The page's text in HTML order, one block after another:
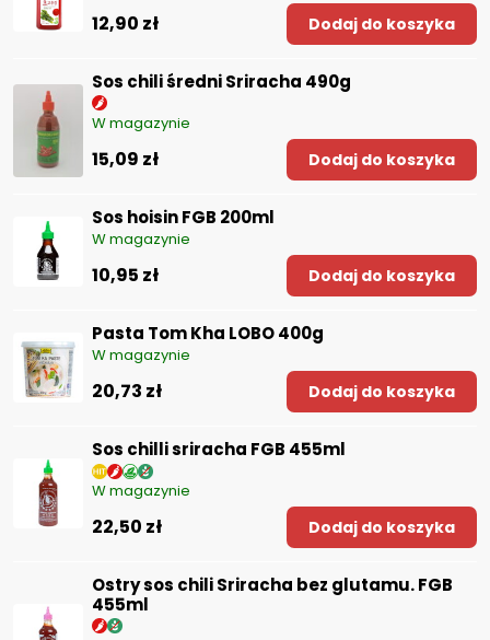
12,90 zł Dodaj do koszyka
Sos chili średni Sriracha 490g
W magazynie
15,09 zł Dodaj do koszyka
Sos hoisin FGB 200ml
W magazynie
10,95 zł Dodaj do koszyka
Pasta Tom Kha LOBO 400g
W magazynie
20,73 zł Dodaj do koszyka
Sos chilli sriracha FGB 455ml
W magazynie
22,50 zł Dodaj do koszyka
Ostry sos chili Sriracha bez glutamu. FGB
455ml